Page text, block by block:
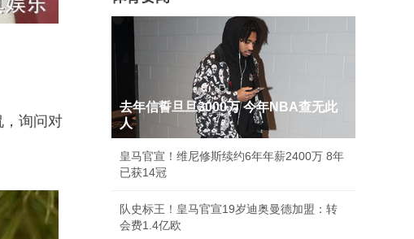
询问对
去年信誓旦旦3000万 今年NBA查无此
人
皇马官宣！维尼修斯续约6年年薪2400万 8年
已获14冠
队史标王！皇马官宣19岁迪奥曼德加盟：转
会费1.4亿欧